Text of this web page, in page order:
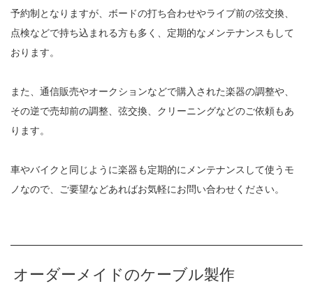
予約制となりますが、ボードの打ち合わせやライブ前の弦交換、
点検などで持ち込まれる方も多く、定期的なメンテナンスもして
おります。
また、通信販売やオークションなどで購入された楽器の調整や、
その逆で売却前の調整、弦交換、クリーニングなどのご依頼もあ
ります。
車やバイクと同じように楽器も定期的にメンテナンスして使うモ
ノなので、ご要望などあればお気軽にお問い合わせください。
オーダーメイドのケーブル製作